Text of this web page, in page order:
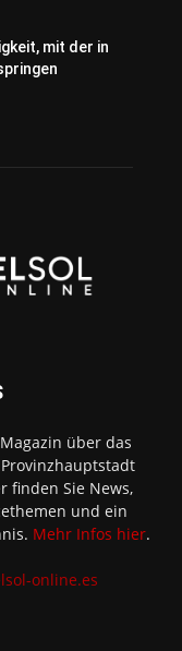
mit der in
über das
finden Sie News,
und ein
Mehr Infos hier.
online.es